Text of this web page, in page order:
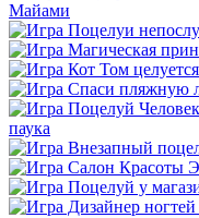
Майами
паука